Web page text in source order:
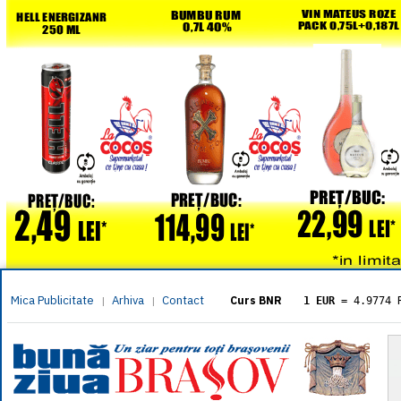
Mica Publicitate | Arhiva | Contact Curs BNR 1 EUR = 4.9774
= 5.8304
1 XAU= 464.4611
1 AED= 1.1933
1 AUD= 2.7957
1 BGN= 2.5449